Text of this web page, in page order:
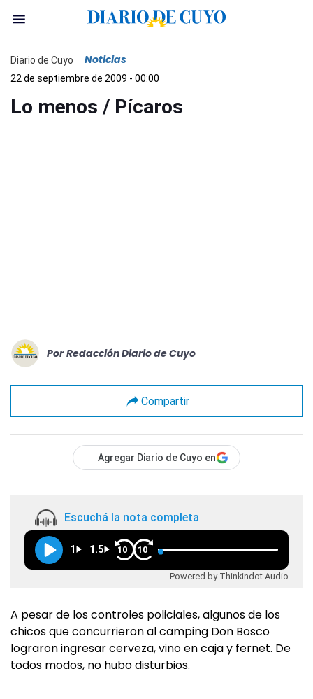
Diario de Cuyo Noticias
22 de septiembre de 2009 - 00:00
Lo menos / Pícaros
Por Redacción Diario de Cuyo
Compartir
Agregar Diario de Cuyo en
Escuchá la nota completa
1 1.5 10 10
Powered by Thinkindot Audio
A pesar de los controles policiales, algunos de los
chicos que concurrieron al camping Don Bosco
lograron ingresar cerveza, vino en caja y fernet. De
todos modos, no hubo disturbios.